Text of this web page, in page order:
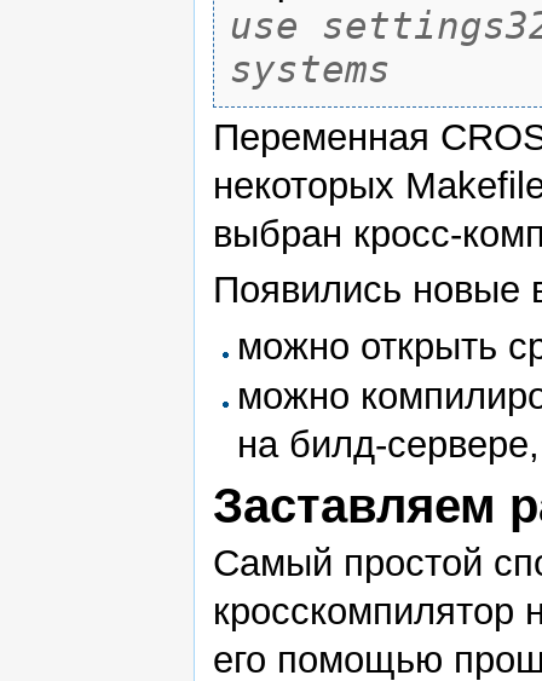
use
systems
Переменная
некоторых
выбран кросс-
Появились новые
можно открыть
можно
на билд-
Заставляем
Самый простой
кросскомпилятор
его помощью